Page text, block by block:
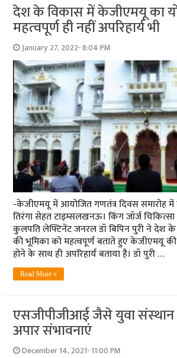
देश के विकास में केजीएमयू का
महत्‍वपूर्ण ही नहीं अपरिहार्य भी
January 27, 2022- 8:04 PM
-केजीएमयू में आयोजित गणतंत्र दिवस समारोह
तिरंगा सेहत टाइम्‍सलखनऊ। किंग जॉर्ज चिकित्सा
कुलपति लेफ्टिनेंट जनरल डॉ बिपिन पुरी ने देश
की भूमिका को महत्‍वपूर्ण बताते हुए केजीएमयू
होने के साथ ही अपरिहार्य बताया है। डॉ पुरी …
Read More »
एसजीपीजीआई जैसे युवा
अपार संभावनाएं
December 14, 2021- 11:00 PM